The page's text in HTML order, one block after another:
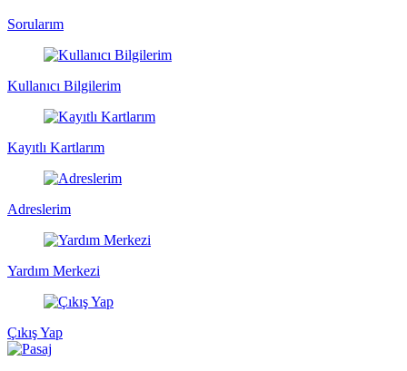
Sorularım
Kullanıcı Bilgilerim
Kayıtlı Kartlarım
Adreslerim
Yardım Merkezi
Çıkış Yap